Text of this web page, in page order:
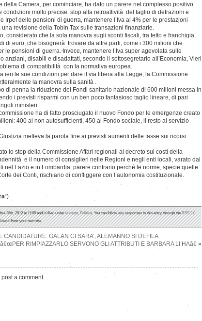
della Camera, per cominciare, ha dato un parere nel complesso positivo
condizioni molto precise: stop alla retroattività del taglio di detrazioni e
Irpef delle pensioni di guerra, mantenere l’Iva al 4% per le prestazioni
revisione della Tobin Tax sulle transazioni finanziarie.
considerato che la sola manovra sugli sconti fiscali, tra tetto e franchigia,
di euro, che bisognerà trovare da altre parti, come i 300 milioni che
le pensioni di guerra. Invece, mantenere l’Iva super agevolata sulle
anziani, disabili e disadattati, secondo il sottosegretario all’Economia, Vieri
di compatibilità con la normativa europea.
ieri le sue condizioni per dare il via libera alla Legge, la Commissione
la manovra sulla sanità .
di penna la riduzione del Fondi sanitario nazionale di 600 milioni messa in
i previsti risparmi con un ben poco fantasioso taglio lineare, di pari
ministeri.
ha di fatto prosciugato il nuovo Fondo per le emergenze creato
400 ai non autosufficienti, 450 al Fondo sociale, il resto al servizio
metteva la parola fine ai previsti aumenti delle tasse sui ricorsi
lo stop della Commissione Affari regionali al decreto sui costi della
e il numero di consiglieri nelle Regioni e negli enti locali, varato dal
nel Lazio e in Lombardia: parere contrario perchè le norme, specie quelle
dei Conti, rischiano di confliggere con l’autonomia costituzionale.
“)
26th, 2012 at 11:05 and is filed underla casta,Politica. You can follow any responses to this entry through theRSS 2.0
from your own site.
CANDIDATURE: GALAN CI SARA’, ALEMANNO SI DEFILA
â€œPER RIMPIAZZARLO SERVONO GLI ATTRIBUTI E BARBARA LI HAâ€ »
post a comment.